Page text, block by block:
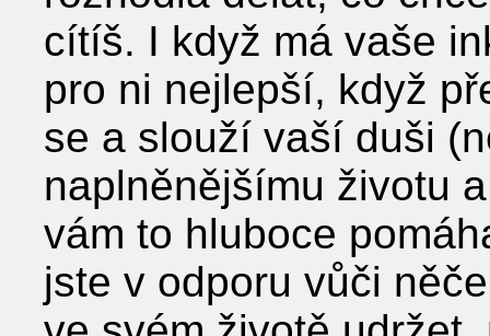
cítíš. I když má vaše
pro ni nejlepší, když
se a slouží vaší duši
naplněnějšímu životu
vám to hluboce
jste v odporu vůči